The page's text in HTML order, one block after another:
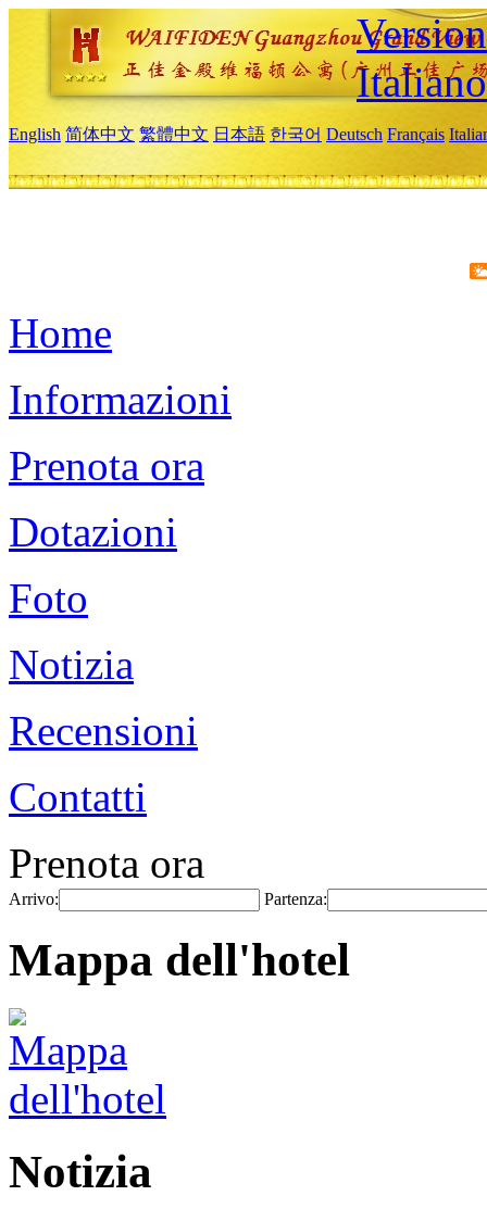
Italiano
English 简体中文 繁體中文 日本語 한국어 Deutsch Français
Home
Informazioni
Prenota ora
Dotazioni
Foto
Notizia
Recensioni
Contatti
Prenota ora
Arrivo: Partenza:
Mappa dell'hotel
Notizia